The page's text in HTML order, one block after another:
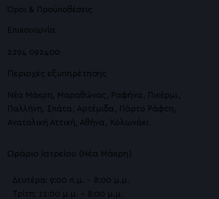
Όροι & Προϋποθέσεις
Επικοινωνία
2294 092400
Περιοχές εξυπηρέτησης
Νέα Μάκρη, Μαραθώνας, Ραφήνα, Πικέρμι,
Παλλήνη, Σπάτα, Αρτέμιδα, Πόρτο Ράφτη,
Ανατολική Αττική, Αθήνα, Κολωνάκι.
Ωράριο Ιατρείου (Νέα Μάκρη)
Δευτέρα: 9:00 π.μ. – 8:00 μ.μ.
Τρίτη: 12:00 μ.μ. – 8:00 μ.μ.